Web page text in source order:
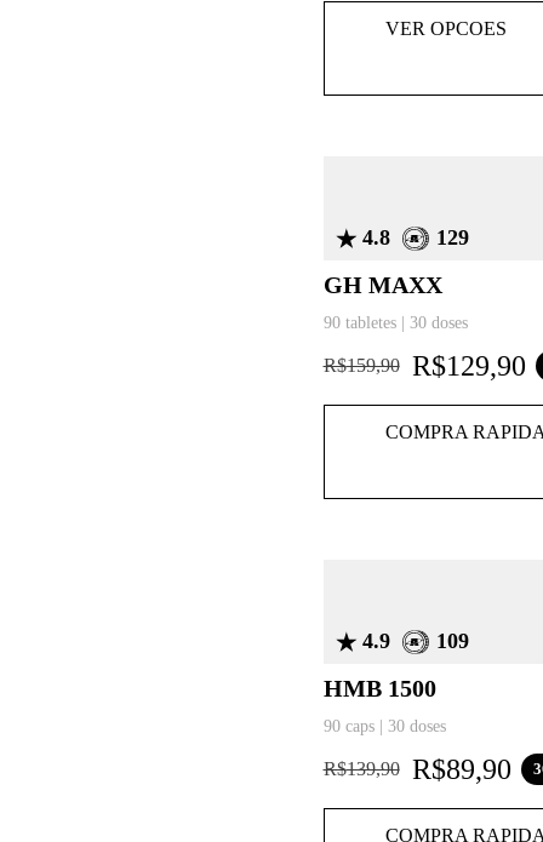
VER OPCOES
4.8 129
GH MAXX
90 tabletes | 30 doses
R$159,90 R$129,90
COMPRA
4.9 109
HMB 1500
90 caps | 30 doses
R$139,90 R$89,90
COMPRA